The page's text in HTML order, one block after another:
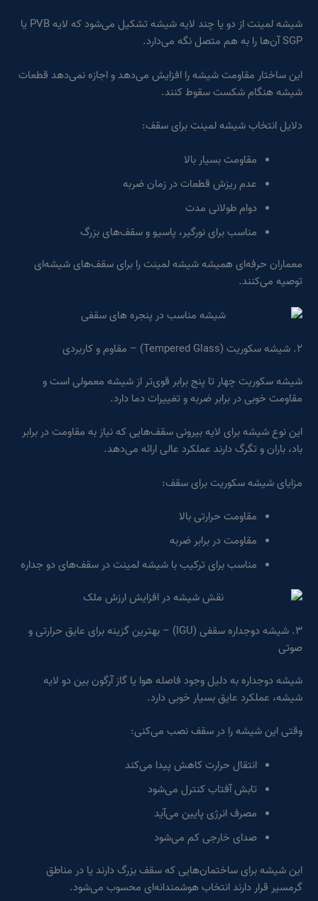
شیشه لمینت از دو یا چند لایه شیشه تشکیل می‌شود که لایه PVB یا
SGP آن‌ها را به هم متصل نگه می‌دارد.
این ساختار مقاومت شیشه را افزایش می‌دهد و اجازه نمی‌دهد قطعات
شیشه هنگام شکست سقوط کنند.
دلایل انتخاب شیشه لمینت برای سقف:
مقاومت بسیار بالا
عدم ریزش قطعات در زمان ضربه
دوام طولانی مدت
مناسب برای نورگیر، پاسیو و سقف‌های بزرگ
معماران حرفه‌ای همیشه شیشه لمینت را برای سقف‌های شیشه‌ای
توصیه می‌کنند.
۲. شیشه سکوریت (Tempered Glass) – مقاوم و کاربردی
شیشه سکوریت چهار تا پنج برابر قوی‌تر از شیشه معمولی است و
مقاومت خوبی در برابر ضربه و تغییرات دما دارد.
این نوع شیشه برای لایه بیرونی سقف‌هایی که نیاز به مقاومت در برابر
باد، باران و تگرگ دارند عملکرد عالی ارائه می‌دهد.
مزایای شیشه سکوریت برای سقف:
مقاومت حرارتی بالا
مقاومت در برابر ضربه
مناسب برای ترکیب با شیشه لمینت در سقف‌های دو جداره
۳. شیشه دوجداره سقفی (IGU) – بهترین گزینه برای عایق حرارتی و
صوتی
شیشه دوجداره به دلیل وجود فاصله هوا یا گاز آرگون بین دو لایه
شیشه، عملکرد عایق بسیار خوبی دارد.
وقتی این شیشه را در سقف نصب می‌کنی:
انتقال حرارت کاهش پیدا می‌کند
تابش آفتاب کنترل می‌شود
مصرف انرژی پایین می‌آید
صدای خارجی کم می‌شود
این شیشه برای ساختمان‌هایی که سقف بزرگ دارند یا در مناطق
گرمسیر قرار دارند انتخاب هوشمندانه‌ای محسوب می‌شود.